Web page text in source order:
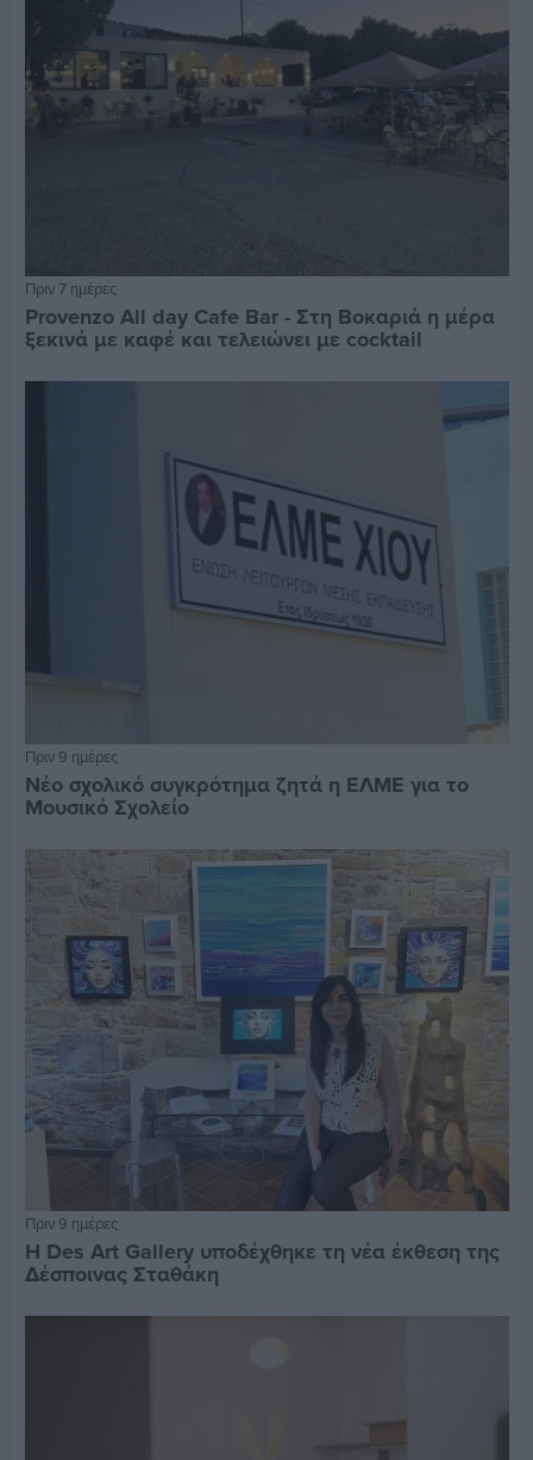
Πριν 7 ημέρες
Provenzo All day Cafe Bar - Στη Βοκαριά η μέρα
ξεκινά με καφέ και τελειώνει με cocktail
Πριν 9 ημέρες
Νέο σχολικό συγκρότημα ζητά η ΕΛΜΕ για το
Μουσικό Σχολείο
Πριν 9 ημέρες
Η Des Art Gallery υποδέχθηκε τη νέα έκθεση της
Δέσποινας Σταθάκη